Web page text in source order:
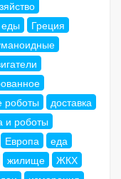
еды
Греция
роботы
доставка
и роботы
Европа
еда
жилище
ЖКХ